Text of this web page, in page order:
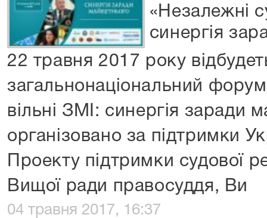
«Незалежні
синергія
22 травня 2017 року
загальнонаціональний
вільні ЗМІ: синергія заради
організовано за підтримки
Проекту підтримки судової
Вищої ради правосуддя, Ви
04 травня 2017, 16:37